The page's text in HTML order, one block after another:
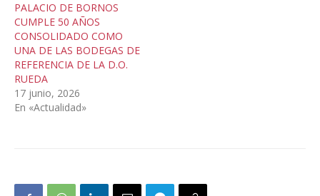
PALACIO DE BORNOS
CUMPLE 50 AÑOS
CONSOLIDADO COMO
UNA DE LAS BODEGAS DE
REFERENCIA DE LA D.O.
RUEDA
17 junio, 2026
En «Actualidad»